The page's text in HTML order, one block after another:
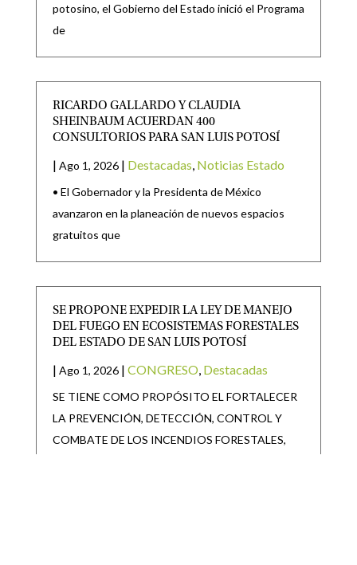
potosino, el Gobierno del Estado inició el Programa
de
RICARDO GALLARDO Y CLAUDIA
SHEINBAUM ACUERDAN 400
CONSULTORIOS PARA SAN LUIS POTOSÍ
| Ago 1, 2026 | Destacadas Noticias Estado
• El Gobernador y la Presidenta de México
avanzaron en la planeación de nuevos espacios
gratuitos que
SE PROPONE EXPEDIR LA LEY DE MANEJO
DEL FUEGO EN ECOSISTEMAS FORESTALES
DEL ESTADO DE SAN LUIS POTOSÍ
| Ago 1, 2026 | CONGRESO Destacadas
SE TIENE COMO PROPÓSITO EL FORTALECER
LA PREVENCIÓN, DETECCIÓN, CONTROL Y
COMBATE DE LOS INCENDIOS FORESTALES,